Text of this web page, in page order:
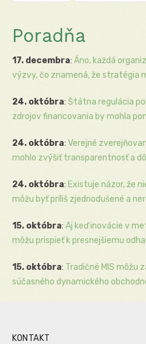
Poradňa
17. decembra: Áno, každá
výzvy, čo znamená, že stratégia
24. októbra: Štátna regulácia
zdrojov financovania by mohla
24. októbra: Verejné
mohlo zvýšiť transparentnosť a
24. októbra: Existuje názor, že
môžu byť príliš zjednodušené a
15. októbra: Aj keď inovácie v
môžu prispieť k presnejšiemu
15. októbra: Tradičné MIS môžu
súčasného dynamického
KONTAKT